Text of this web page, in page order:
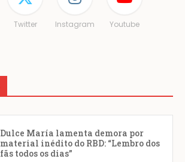
Twitter Instagram Youtube
Dulce María lamenta demora por
material inédito do RBD: “Lembro dos
fãs todos os dias”